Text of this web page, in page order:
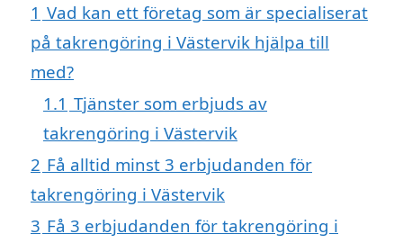
1 Vad kan ett företag som är specialiserat
på takrengöring i Västervik hjälpa till
med?
1.1 Tjänster som erbjuds av
takrengöring i Västervik
2 Få alltid minst 3 erbjudanden för
takrengöring i Västervik
3 Få 3 erbjudanden för takrengöring i